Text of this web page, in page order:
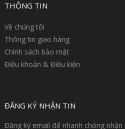
THÔNG TIN
Về chúng tôi
Thông tin giao hàng
Chính sách bảo mật
Điều khoản & Điều kiện
ĐĂNG KÝ NHẬN TIN
Đăng ký email để nhanh chóng